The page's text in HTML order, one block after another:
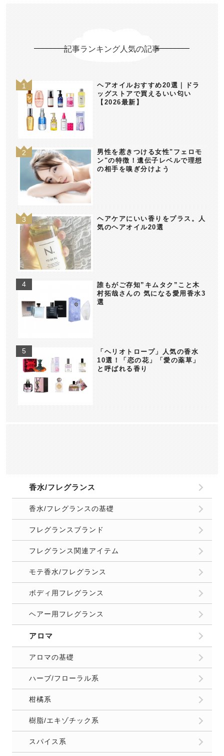
記事ランキング人気の記事
ヘアオイルおすすめ20選｜ドラ
ッグストアで買えるいい匂い
【2026最新】
男性を惹きつける女性"フェロモ
ン"の特徴！遺伝子レベルで理想
の相手を嗅ぎ分けよう
ヘアケアにいい香りをプラス。人
気のヘアオイル20選
誰もがご存知”キムタク”こと木
村拓哉さんの 気になる愛用香水3
選
「ヘリオトロープ」人気の香水
10選！「恋の花」「愛の薬草」
と呼ばれる香り
香水/フレグランス
香水/フレグランスの基礎
フレグランスブランド
フレグランス関連アイテム
モテ香水/フレグランス
ボディ用フレグランス
ヘアー用フレグランス
アロマ
アロマの基礎
ハーブ/フローラル系
柑橘系
樹脂/エキゾチック系
スパイス系